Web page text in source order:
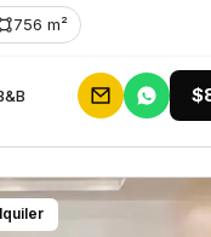
756 m²